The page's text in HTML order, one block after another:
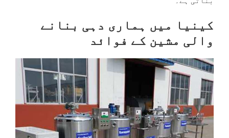
کینیا میں ہماری دہی بنانے
والی مشین کے فوائد